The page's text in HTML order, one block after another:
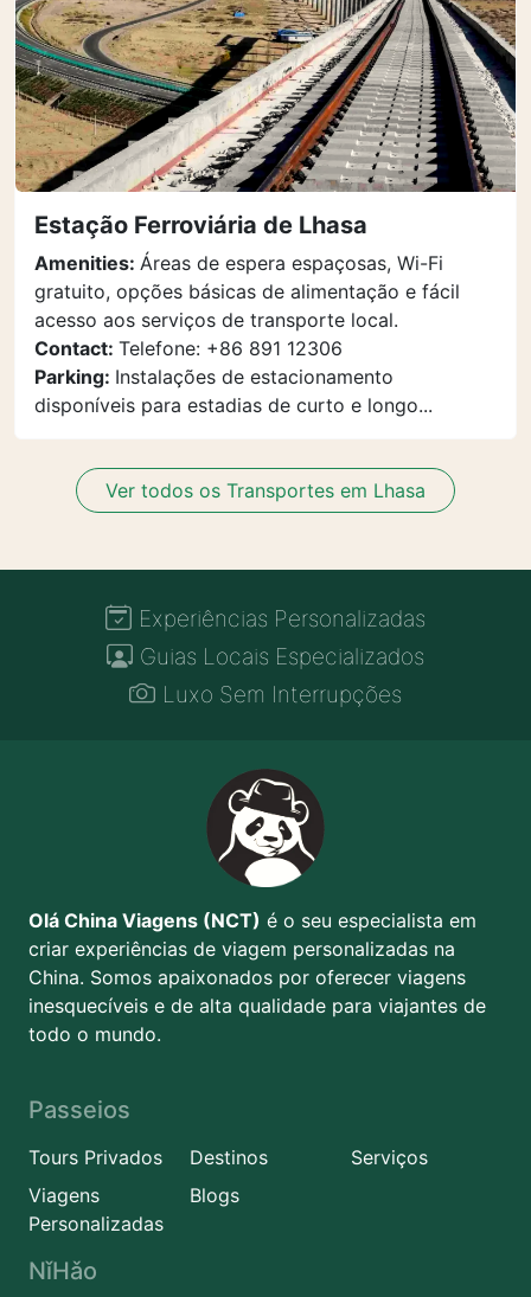
Estação Ferroviária de Lhasa
Amenities: Áreas de espera espaçosas, Wi-Fi
gratuito, opções básicas de alimentação e fácil
acesso aos serviços de transporte local.
Contact: Telefone: +86 891 12306
Parking: Instalações de estacionamento
disponíveis para estadias de curto e longo...
Ver todos os Transportes em Lhasa
Experiências Personalizadas
Guias Locais Especializados
Luxo Sem Interrupções
Olá China Viagens (NCT) é o seu especialista em
criar experiências de viagem personalizadas na
China. Somos apaixonados por oferecer viagens
inesquecíveis e de alta qualidade para viajantes de
todo o mundo.
Passeios
Tours Privados Destinos
Serviços
Viagens
Personalizadas
Blogs
NǐHǎo